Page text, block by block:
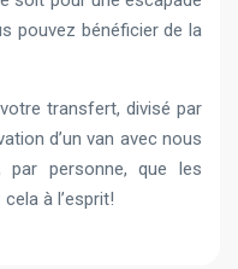
pouvez bénéficier de la
transfert, divisé par
d’un van avec nous
par personne, que les
à l’esprit!